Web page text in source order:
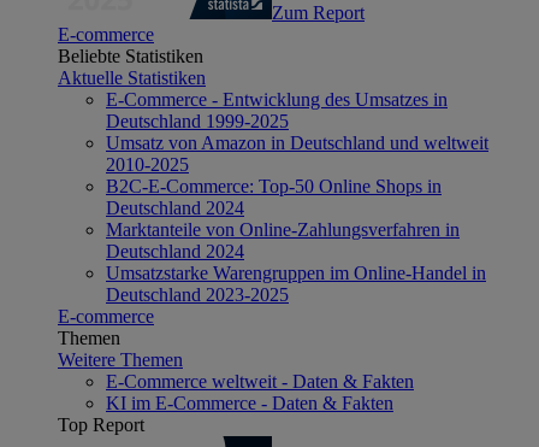
Zum Report
E-commerce
Beliebte Statistiken
Aktuelle Statistiken
E-Commerce - Entwicklung des Umsatzes in
Deutschland 1999-2025
Umsatz von Amazon in Deutschland und weltweit
2010-2025
B2C-E-Commerce: Top-50 Online Shops in
Deutschland 2024
Marktanteile von Online-Zahlungsverfahren in
Deutschland 2024
Umsatzstarke Warengruppen im Online-Handel in
Deutschland 2023-2025
E-commerce
Themen
Weitere Themen
E-Commerce weltweit - Daten & Fakten
KI im E-Commerce - Daten & Fakten
Top Report